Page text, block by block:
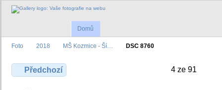
Domů
Foto 2018 MŠ Kozmice - Ší… DSC 8760
Předchozí 4 ze 91